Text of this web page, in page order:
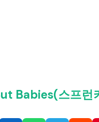
Babies(스프런